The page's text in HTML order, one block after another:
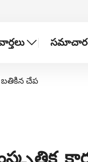
బతికిన చేప